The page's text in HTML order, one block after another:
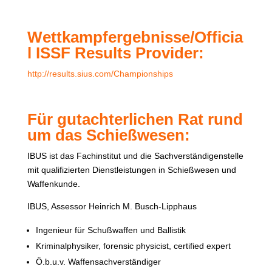
Wettkampfergebnisse/Officia
l ISSF Results Provider:
http://results.sius.com/Championships
Für gutachterlichen Rat rund
um das Schießwesen:
IBUS ist das Fachinstitut und die Sachverständigenstelle
mit qualifizierten Dienstleistungen in Schießwesen und
Waffenkunde.
IBUS, Assessor Heinrich M. Busch-Lipphaus
Ingenieur für Schußwaffen und Ballistik
Kriminalphysiker, forensic physicist, certified expert
Ö.b.u.v. Waffensachverständiger